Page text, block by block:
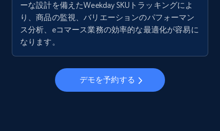
Walmart - products - Collects products by
specific keywords
URL, Final price, Sku, Currency, Gtin,
Specifications, Image urls, Top reviews, and
876+ 今すぐ始める
ーな設計を備えたWeekday SKUトラッキングによ
り、商品の監視、バリエーションのパフォーマン
ス分析、eコマース業務の効率的な最適化が容易に
なります。
デモを予約する